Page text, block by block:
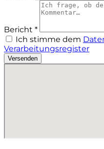
Bericht *
Ich stimme dem
Verarbeitungsregister
Versenden